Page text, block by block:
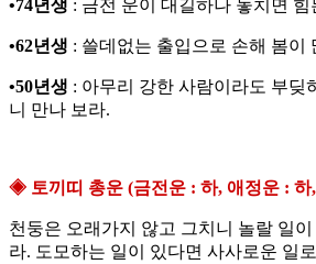
•74년생 : 금전 운이 대길하나 놓치면
•62년생 : 쓸데없는 출입으로 손해 봄이
•50년생 : 아무리 강한 사람이라도 부딪
니 만나 보라.
◈ 토끼띠 총운 (금전운 : 하, 애정운 : 하
천둥은 오래가지 않고 그치니 놀랄 일
라. 도모하는 일이 있다면 사사로운 일